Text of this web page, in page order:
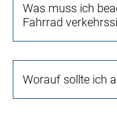
Was muss ich
Fahrrad
Worauf sollte ich